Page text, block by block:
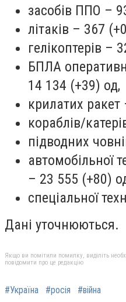
засобів ППО –
літаків – 367
гелікоптерів –
БПЛА
14 134 (+39) од,
крилатих
кораблів/
підводних
автомобільної
– 23 555 (+80)
спеціальної
Дані уточнюються.
Якщо ви помітили помилку, виділіть
повідомити про це редакцію
#Україна #росія #війна